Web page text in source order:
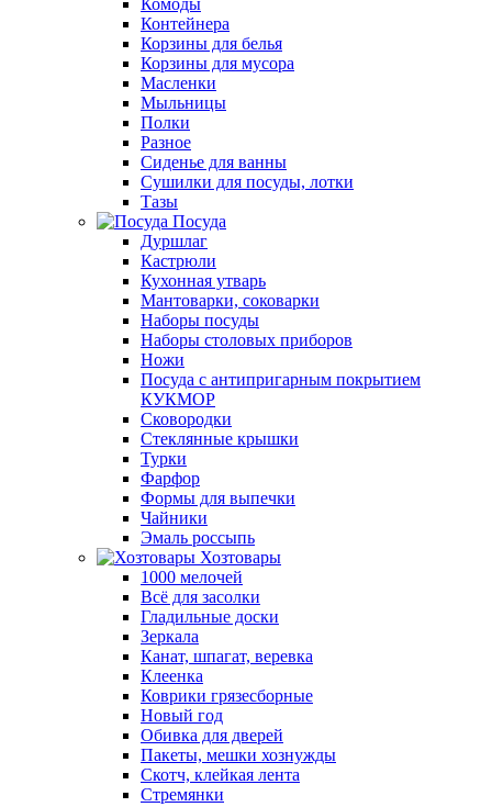
Комоды
Контейнера
Корзины для белья
Корзины для мусора
Масленки
Мыльницы
Полки
Разное
Сиденье для ванны
Сушилки для посуды, лотки
Тазы
Посуда
Дуршлаг
Кастрюли
Кухонная утварь
Мантоварки, соковарки
Наборы посуды
Наборы столовых приборов
Ножи
Посуда с антипригарным покрытием
КУКМОР
Сковородки
Стеклянные крышки
Турки
Фарфор
Формы для выпечки
Чайники
Эмаль россыпь
Хозтовары
1000 мелочей
Всё для засолки
Гладильные доски
Зеркала
Канат, шпагат, веревка
Клеенка
Коврики грязесборные
Новый год
Обивка для дверей
Пакеты, мешки хознужды
Скотч, клейкая лента
Стремянки